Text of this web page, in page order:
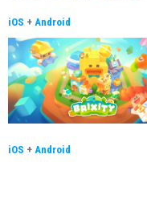
iOS + Android
iOS + Android